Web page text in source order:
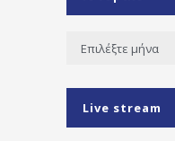
Ιστορικό
Live stream